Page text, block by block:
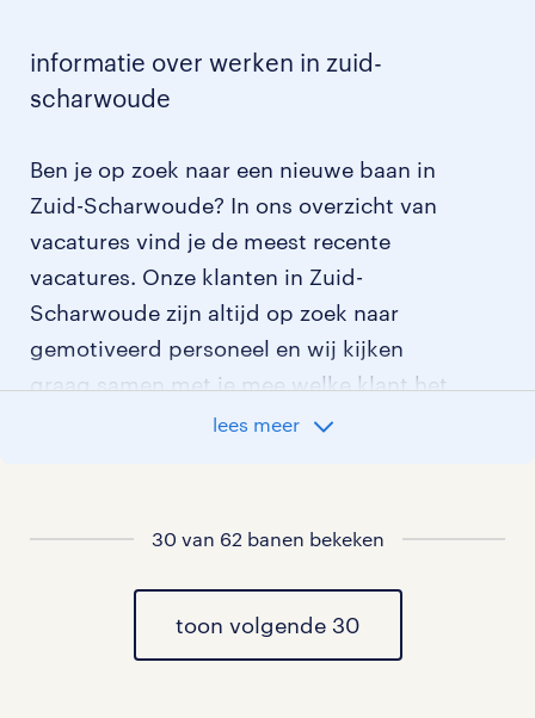
informatie over werken in zuid-
scharwoude
Ben je op zoek naar een nieuwe baan in
Zuid-Scharwoude? In ons overzicht van
vacatures vind je de meest recente
vacatures. Onze klanten in Zuid-
Scharwoude zijn altijd op zoek naar
gemotiveerd personeel en wij kijken
graag samen met je mee welke klant het
vacatures in Hoogwoud
vacatures in Aartswoud
lees meer
30 van 62 banen bekeken
toon volgende 30